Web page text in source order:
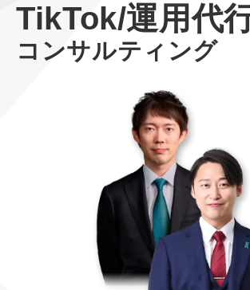
オーダーメイド支援
TOP
BPO支援
定額制営業代行『カリトルくん』
定額制採用代行・RPO『トルトルくん』
営業改善特化の動画制作『動画でカリトル
定額LINE運用代行『LINEマキトルくん』
格安でAI導入支援『あいのりAI』
拡散付1日密着動画制作『まるごと社長』
1本無料で記事を制作『SEOトライアル』
定額制LP制作・改善『最強LP』
採用YouTubeチャンネル構築『トリトル』
会社概要・役員紹介
TikTok/運用代
コンサルティング